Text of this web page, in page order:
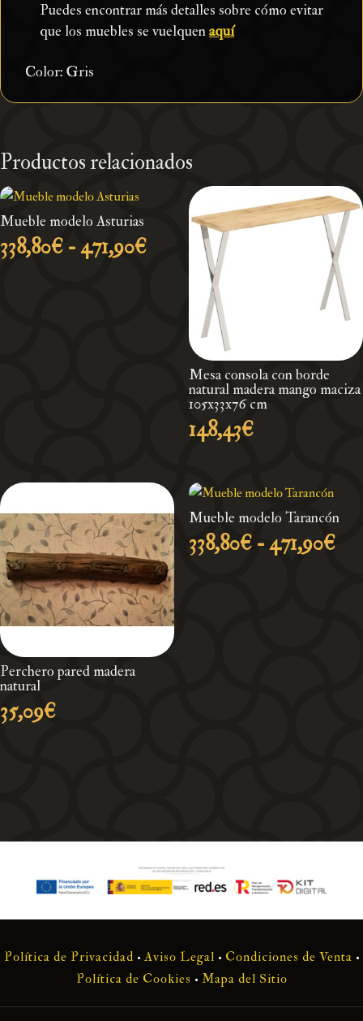
Puedes encontrar más detalles sobre cómo evitar
que los muebles se vuelquenaquí
Color: Gris
Productos relacionados
Mueble modelo Asturias
338,80€ -471,90€Rango
338,80€
471,90€Mesa consola con borde
natural madera mango maciza
105x33x76 cm
148,43€
Perchero pared madera
natural
35,09€
Mueble modelo Tarancón
338,80€ -471,90€
Política de Privacidad • Aviso Legal • Condiciones de Venta •
Política de Cookies • Mapa del Sitio